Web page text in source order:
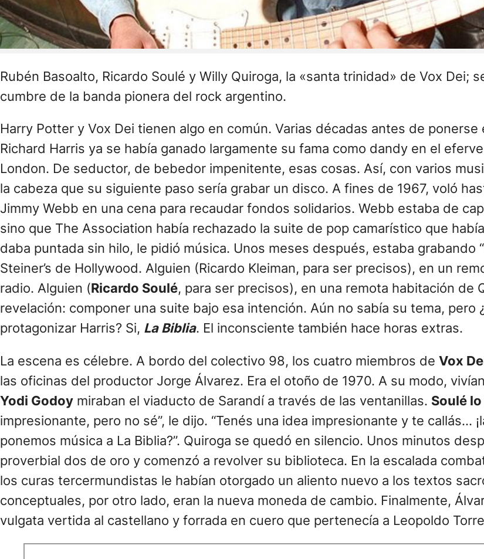
Rubén Basoalto, Ricardo Soulé y Willy Quiroga, la «santa trinidad» de Vox Dei;
cumbre de la banda pionera del rock argentino.
Harry Potter y Vox Dei tienen algo en común. Varias décadas antes de
Richard Harris ya se había ganado largamente su fama como dandy en el
London. De seductor, de bebedor impenitente, esas cosas. Así, con varios
la cabeza que su siguiente paso sería grabar un disco. A fines de 1967, voló
Jimmy Webb en una cena para recaudar fondos solidarios. Webb estaba de
sino que The Association había rechazado la suite de pop camarístico que
daba puntada sin hilo, le pidió música. Unos meses después, estaba grabando
Steiner’s de Hollywood. Alguien (Ricardo Kleiman, para ser precisos), en un
radio. Alguien (Ricardo Soulé, para ser precisos), en una remota habitación de
revelación: componer una suite bajo esa intención. Aún no sabía su tema, pero
protagonizar Harris? Si, La Biblia. El inconsciente también hace horas extras.
La escena es célebre. A bordo del colectivo 98, los cuatro miembros de Vox
las oficinas del productor Jorge Álvarez. Era el otoño de 1970. A su modo,
Yodi Godoy miraban el viaducto de Sarandí a través de las ventanillas. Soulé
impresionante, pero no sé”, le dijo. “Tenés una idea impresionante y te callás…
ponemos música a La Biblia?”. Quiroga se quedó en silencio. Unos minutos
proverbial dos de oro y comenzó a revolver su biblioteca. En la escalada
los curas tercermundistas le habían otorgado un aliento nuevo a los textos
conceptuales, por otro lado, eran la nueva moneda de cambio. Finalmente,
vulgata vertida al castellano y forrada en cuero que pertenecía a Leopoldo